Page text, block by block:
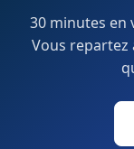
30 minutes en
Vous repartez